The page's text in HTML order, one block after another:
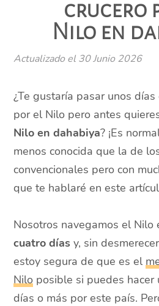
crucero
Nilo en
Actualizado el 30 Junio 2026
¿Te gustaría pasar unos
por el Nilo pero antes
Nilo en dahabiya? ¡Es
menos conocida que la de
convencionales pero con
que te hablaré en este
Nosotros navegamos el Nilo
cuatro días y, sin
estoy segura de que es el
Nilo posible si puedes hacer
días o más por este país.